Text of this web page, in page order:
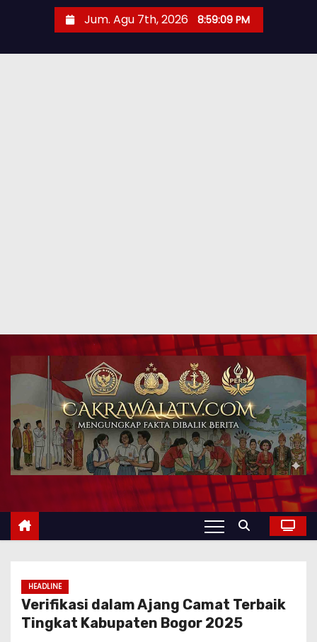
Jum. Agu 7th, 2026 8:59:10 PM
HEADLINE
‎Verifikasi dalam Ajang Camat Terbaik
Tingkat Kabupaten Bogor 2025 ‎